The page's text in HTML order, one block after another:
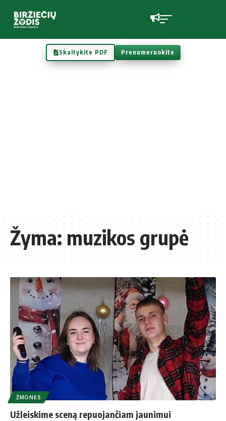
Skaitykite PDF Prenumeruokite
Žyma:muzikos grupė
ŽMONĖS
Užleiskime sceną repuojančiam jaunimui